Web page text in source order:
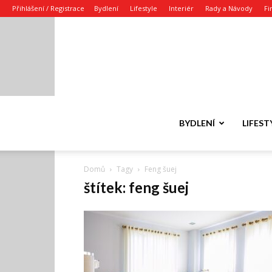
Přihlášení / Registrace Bydlení Lifestyle Interiér Rady a Návody
BYDLENÍ
Domů Tagy Feng šuej
štítek: feng šuej